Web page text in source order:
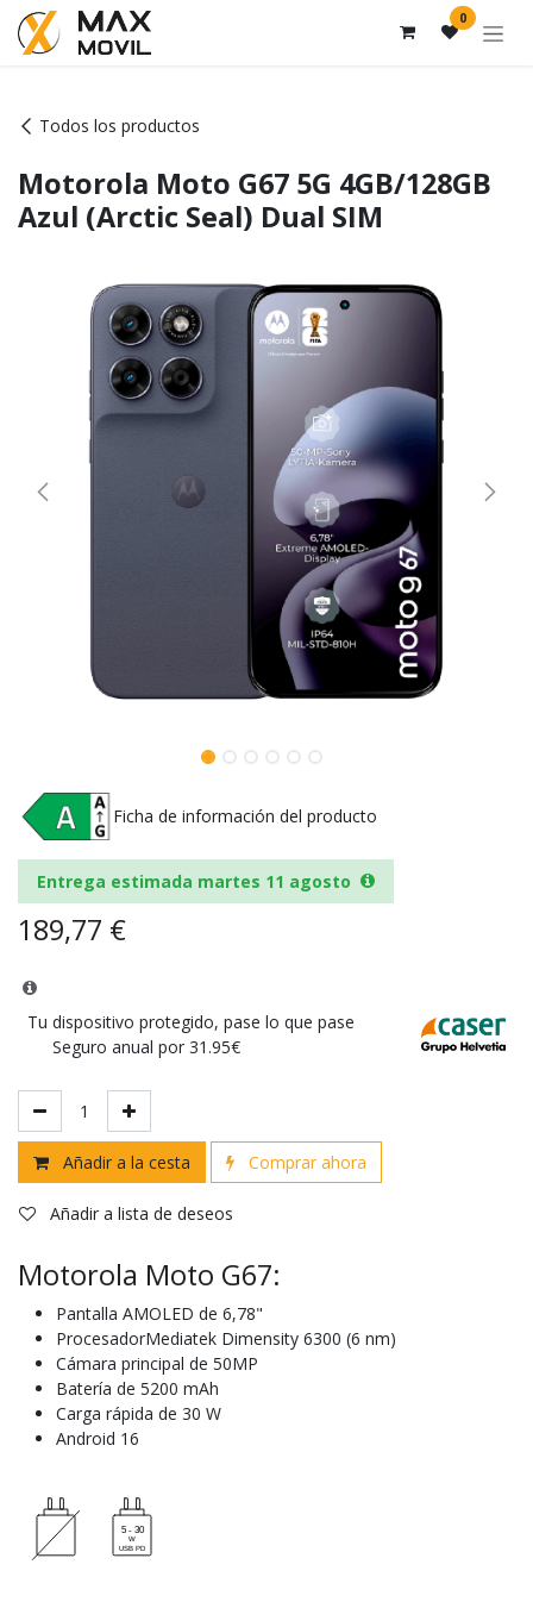
Ir al contenido 0
Todos los productos
Motorola Moto G67 5G 4GB/128GB
Azul (Arctic Seal) Dual SIM
Ficha de información del producto
Entrega estimada martes 11 agosto
189,77 €
Tu dispositivo protegido, pase lo que pase
Seguro anual por 31.95€
Añadir a la cesta Comprar ahora
Añadir a lista de deseos
Motorola Moto G67:
Pantalla AMOLED de 6,78"
ProcesadorMediatek Dimensity 6300 (6 nm)
Cámara principal de 50MP
Batería de 5200 mAh
Carga rápida de 30 W
Android 16